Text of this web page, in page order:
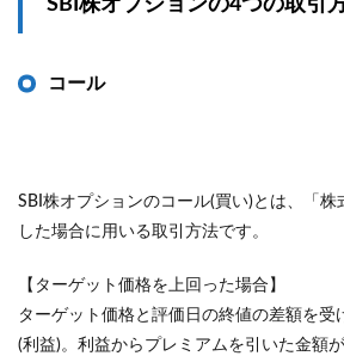
SBI株オプションの4つの取引
コール
SBI株オプションのコール(買い)とは、「株
した場合に用いる取引方法です。
【ターゲット価格を上回った場合】
ターゲット価格と評価日の終値の差額を受
(利益)。利益からプレミアムを引いた金額